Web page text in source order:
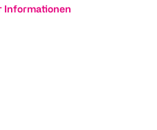
Informationen